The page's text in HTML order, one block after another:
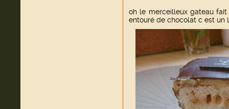
oh le merceilleux gateau
entouré de chocolat c est un